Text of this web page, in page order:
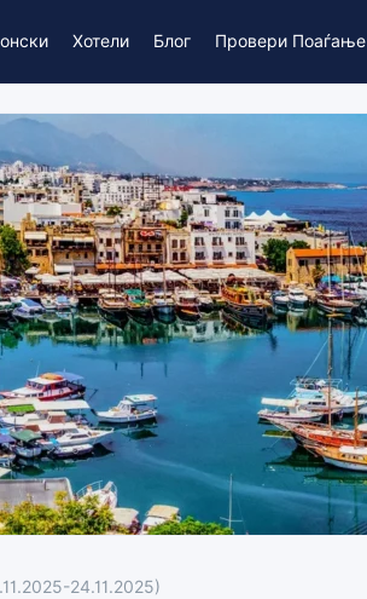
Хотели Блог Провери Поаѓање
24.11.2025)